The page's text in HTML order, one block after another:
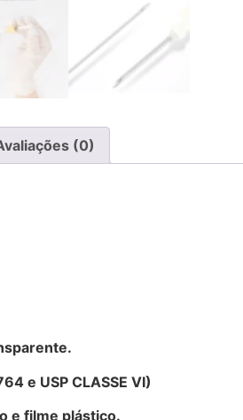
(0)
e USP CLASSE VI)
e filme plástico.